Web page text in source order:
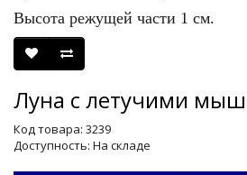
Высота режущей части 1 см.
Луна с летучими
Код товара: 3239
Доступность: На складе